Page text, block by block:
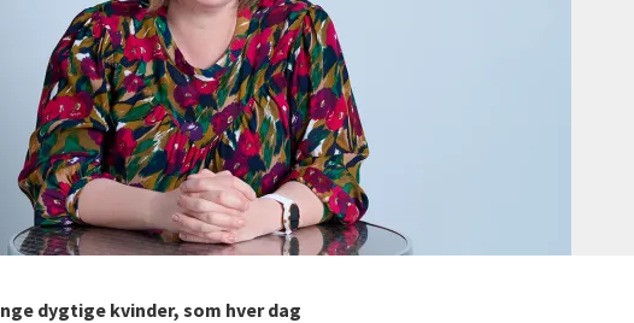
dygtige kvinder, som hver dag